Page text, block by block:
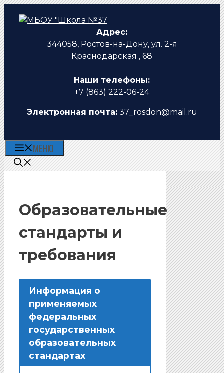
Перейти
к
содержимому
Адрес:
344058, Ростов-на-Дону, ул. 2-я
Краснодарская , 68
Наши телефоны:
+7 (863) 222-06-24
Электронная почта:37_rosdon@mail.ru
МЕНЮ
Образовательные
стандарты и
требования
Информация о
применяемых
федеральных
государственных
образовательных
стандартах